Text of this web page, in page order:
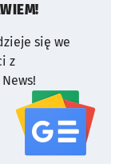
się we
z
serwisu